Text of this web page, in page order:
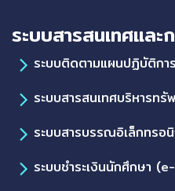
ระบบสารสนเทศและ
ระบบติดตามแผนปฏิบัติก
ระบบสารสนเทศบริหารท
ระบบสารบรรณอิเล็กทรอ
ระบบชำระเงินนักศึกษา